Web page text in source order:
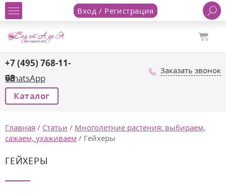
Вход / Регистрация
+7 (495) 768-11-
68
WhatsApp
Заказать звонок
Каталог
Главная / Статьи / Многолетние растения: выбираем,
сажаем, ухаживаем / Гейхеры
ГЕЙХЕРЫ